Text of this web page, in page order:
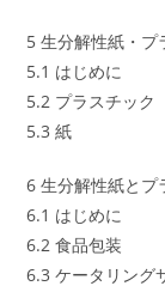
5 生分解性紙・プ
5.1 はじめに
5.2 プラスチック
5.3 紙
6 生分解性紙とプ
6.1 はじめに
6.2 食品包装
6.3 ケータリング